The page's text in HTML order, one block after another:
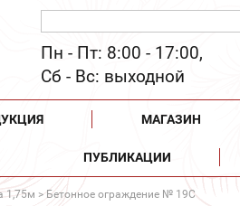
Пн - Пт: 8:00 - 17:00,
Сб - Вс: выходной
МАГАЗИН
ПУБЛИКАЦИИ
1,75м > Бетонное ограждение № 19С